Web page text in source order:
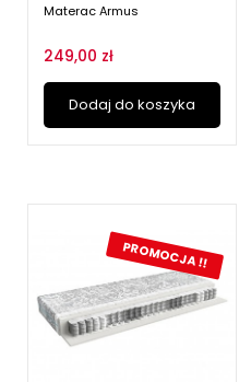
Materac Armus
249,00 zł
Dodaj do koszyka
PROMOCJA !!